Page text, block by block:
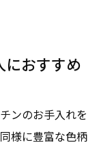
におすすめ
ンのお手入れを
様に豊富な色柄